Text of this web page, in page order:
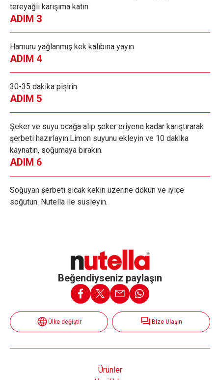
tereyağlı karışıma katın
ADIM 3
Hamuru yağlanmış kek kalıbına yayın
ADIM 4
30-35 dakika pişirin
ADIM 5
Şeker ve suyu ocağa alıp şeker eriyene kadar karıştırarak
şerbeti hazırlayın.Limon suyunu ekleyin ve 10 dakika
kaynatın, soğumaya bırakın.
ADIM 6
Soğuyan şerbeti sıcak kekin üzerine dökün ve iyice
soğutun. Nutella ile süsleyin.
Beğendiyseniz paylaşın
Ülke değiştir Bize Ulaşın
Ürünler